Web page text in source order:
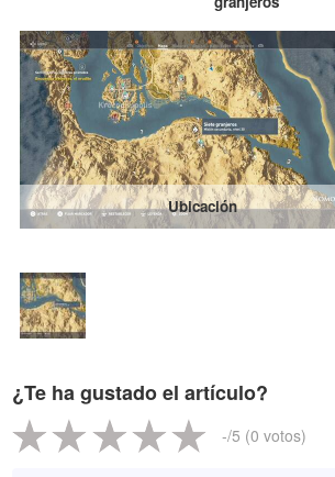
Ubicación
¿Te ha gustado el artículo?
-/5 (0 votos)